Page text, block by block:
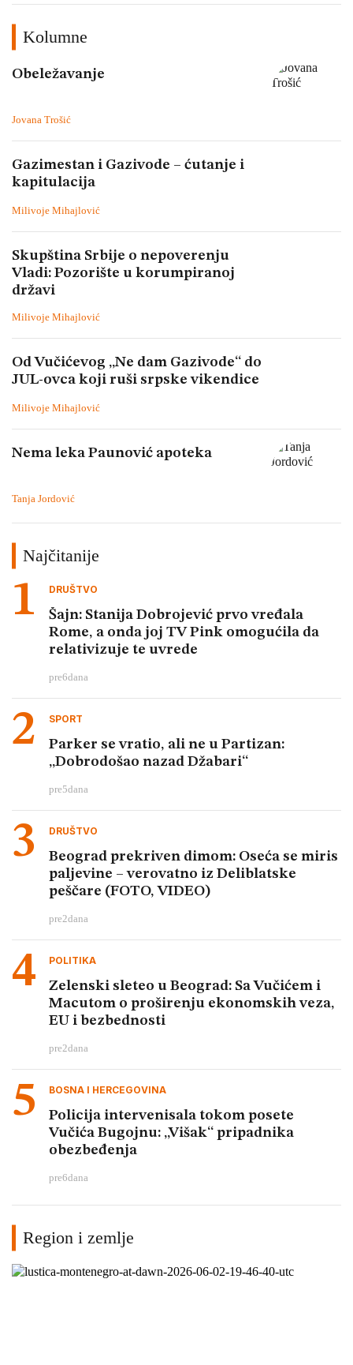
Kolumne
Obeležavanje
Jovana Trošić
Gazimestan i Gazivode – ćutanje i
kapitulacija
Milivoje Mihajlović
Skupština Srbije o nepoverenju
Vladi: Pozorište u korumpiranoj
državi
Milivoje Mihajlović
Od Vučićevog „Ne dam Gazivode“ do
JUL-ovca koji ruši srpske vikendice
Milivoje Mihajlović
Nema leka Paunović apoteka
Tanja Jordović
Najčitanije
DRUŠTVO
Šajn: Stanija Dobrojević prvo vređala
Rome, a onda joj TV Pink omogućila da
relativizuje te uvrede
pre6dana
SPORT
Parker se vratio, ali ne u Partizan:
„Dobrodošao nazad Džabari“
pre5dana
DRUŠTVO
Beograd prekriven dimom: Oseća se miris
paljevine – verovatno iz Deliblatske
peščare (FOTO, VIDEO)
pre2dana
POLITIKA
Zelenski sleteo u Beograd: Sa Vučićem i
Macutom o proširenju ekonomskih veza,
EU i bezbednosti
pre2dana
BOSNA I HERCEGOVINA
Policija intervenisala tokom posete
Vučića Bugojnu: „Višak“ pripadnika
obezbeđenja
pre6dana
Region i zemlje